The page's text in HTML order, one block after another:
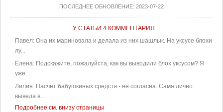
ПОСЛЕДНЕЕ ОБНОВЛЕНИЕ: 2023-07-22
≡ У СТАТЬИ 4 КОММЕНТАРИЯ
Павел: Она их мариновала и делала из них шашлык. На уксусе блохи
лу...
Елена: Подскажите, пожалуйста, как вы выводили блох уксусом? Я
уже ...
Лилия: Насчет бабушкиных средств - не согласна. Сама лично
вывела в...
Подробнее см. внизу страницы